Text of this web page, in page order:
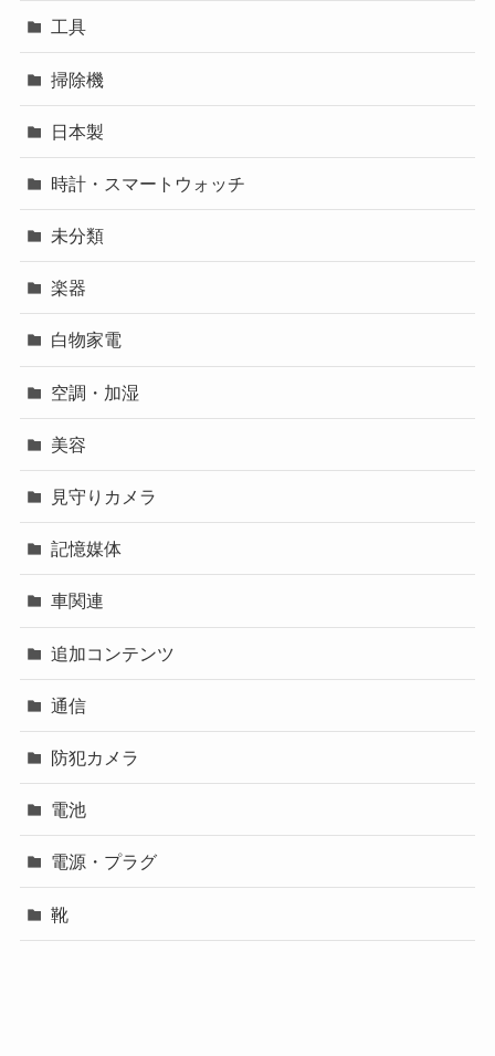
工具
掃除機
日本製
時計・スマートウォッチ
未分類
楽器
白物家電
空調・加湿
美容
見守りカメラ
記憶媒体
車関連
追加コンテンツ
通信
防犯カメラ
電池
電源・プラグ
靴